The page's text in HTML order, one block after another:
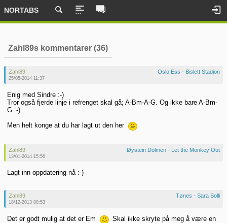
NORTABS
Zahl89s kommentarer (36)
Zahl89
25/05-2014 11:37
Oslo Ess - Bislett Stadion
Enig med Sindre :-)
Tror også fjerde linje i refrenget skal gå; A-Bm-A-G. Og ikke bare A-Bm-
G :-)
Men helt konge at du har lagt ut den her
Zahl89
13/01-2014 15:56
Øystein Dolmen - Let the Monkey Out
Lagt inn oppdatering nå :-)
Zahl89
18/12-2013 00:53
Tønes - Sara Solli
Det er godt mulig at det er Em
Skal ikke skryte på meg å være en